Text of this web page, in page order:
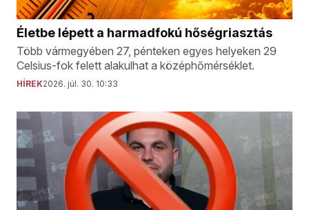
Életbe lépett a harmadfokú hőségriasztás
Több vármegyében 27, pénteken egyes helyeken 29
Celsius-fok felett alakulhat a középhőmérséklet.
HÍREK2026. júl. 30. 10:33